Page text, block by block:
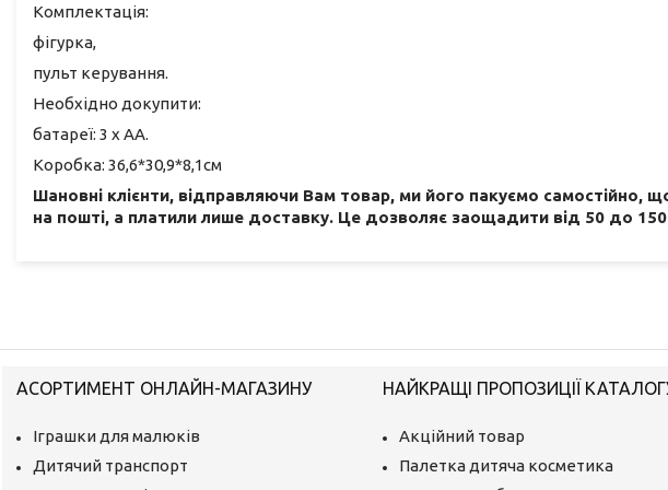
Комплектація:
фігурка,
пульт керування.
Необхідно докупити:
батареї: 3 x AA.
Коробка: 36,6*30,9*8,1см
Шановні клієнти, відправляючи Вам товар, ми його пакуємо самостійно,
на пошті, а платили лише доставку. Це дозволяє заощадити від 50 до
АСОРТИМЕНТ ОНЛАЙН-МАГАЗИНУ
Іграшки для малюків
Дитячий транспорт
НАЙКРАЩІ ПРОПОЗИЦІЇ
Акційний товар
Палетка дитяча косметика